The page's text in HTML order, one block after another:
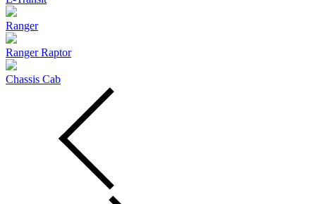
Ranger
Ranger Raptor
Chassis Cab